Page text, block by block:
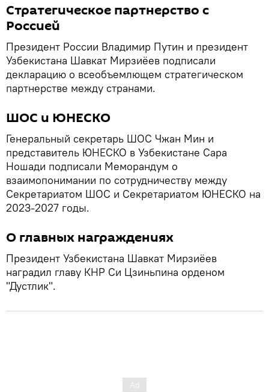
Стратегическое партнерство с
Россией
Президент России Владимир Путин и президент
Узбекистана Шавкат Мирзиёев подписали
декларацию о всеобъемлющем стратегическом
партнерстве между странами.
ШОС и ЮНЕСКО
Генеральный секретарь ШОС Чжан Мин и
представитель ЮНЕСКО в Узбекистане Сара
Ношади подписали Меморандум о
взаимопонимании по сотрудничеству между
Секретариатом ШОС и Секретариатом ЮНЕСКО на
2023-2027 годы.
О главных награждениях
Президент Узбекистана Шавкат Мирзиёев
наградил главу КНР Си Цзиньпина орденом
"Дустлик".